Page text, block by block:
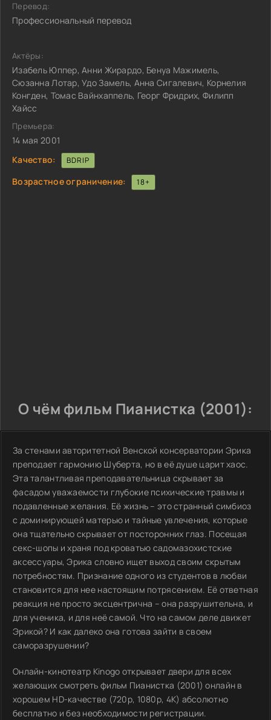
Перевод:
Профессиональный перевод
Актёры:
Изабель Юппер, Анни Жирардо, Бенуа Мажимель,
Сюзанна Лотар, Удо Замель, Анна Сигалевич, Корнелия
Конгден, Томас Вайнхаппель, Георг Фридрих, Филипп
Хайсс
Премьера:
14 мая 2001
Качество:
BDRIP
Возрастное ограничение: 18+
О чём фильм Пианистка (2001):
За стенами авторитетной Венской консерватории Эрика
преподает гармонию Шуберта, но в её душе царит хаос.
Эта талантливая преподавательница скрывает за
фасадом уважаемости глубокие психические травмы и
подавленные желания. Её жизнь – это странный симбиоз
с доминирующей матерью и тайные увлечения, которые
она тщательно скрывает от посторонних глаз. Посещая
секс-шопы и храня под кроватью садомазохистские
аксессуары, Эрика словно ищет выход своим скрытым
потребностям. Признание одного из студентов в любви
становится для нее настоящим потрясением. Её ответная
реакция не просто эксцентрична – она разрушительна, и
для ученика, и для неё самой. Что на самом деле движет
Эрикой? И как далеко она готова зайти в своем
саморазрушении?
Онлайн-кинотеатр Kinogo открывает двери для всех
желающих смотреть фильм Пианистка (2001) онлайн в
хорошем HD-качестве (720p, 1080p, 4K) абсолютно
бесплатно и без необходимости регистрации.